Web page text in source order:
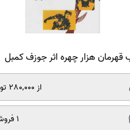
قهرمان هزار چهره اثر جوزف کمبل
از 280,000 تومان
1 فروشگاه